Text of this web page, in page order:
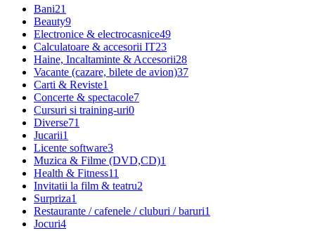
Bani21
Beauty9
Electronice & electrocasnice49
Calculatoare & accesorii IT23
Haine, Incaltaminte & Accesorii28
Vacante (cazare, bilete de avion)37
Carti & Reviste1
Concerte & spectacole7
Cursuri si training-uri0
Diverse71
Jucarii1
Licente software3
Muzica & Filme (DVD,CD)1
Health & Fitness11
Invitatii la film & teatru2
Surpriza1
Restaurante / cafenele / cluburi / baruri1
Jocuri4